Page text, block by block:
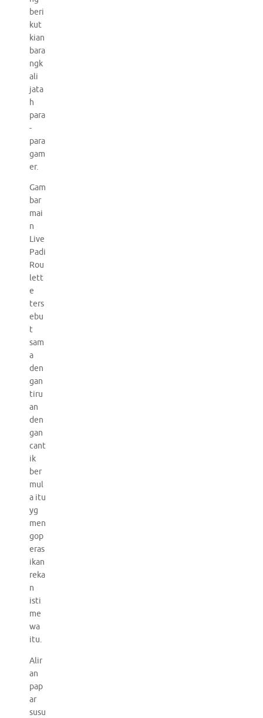
beri
kut
kian
bara
ngk
ali
jata
h
para
-
para
gam
er.
Gam
bar
mai
n
Live
Padi
Rou
lett
e
ters
ebu
t
sam
a
den
gan
tiru
an
den
gan
cant
ik
ber
mul
a itu
yg
men
gop
eras
ikan
reka
n
isti
me
wa
itu.
Alir
an
pap
ar
susu